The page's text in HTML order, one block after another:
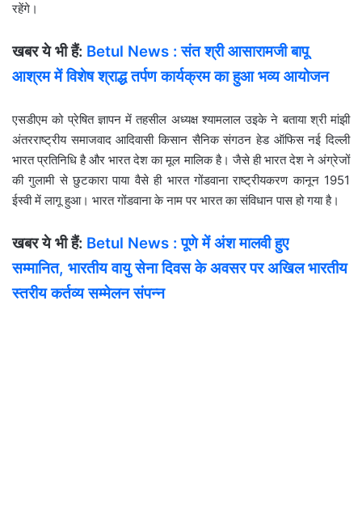
रहेंगे।
खबर ये भी हैं: Betul News : संत श्री आसारामजी बापू
आश्रम में विशेष श्राद्ध तर्पण कार्यक्रम का हुआ भव्य आयोजन
एसडीएम को प्रेषित ज्ञापन में तहसील अध्यक्ष श्यामलाल उइके ने बताया श्री मांझी
अंतरराष्ट्रीय समाजवाद आदिवासी किसान सैनिक संगठन हेड ऑफिस नई दिल्ली
भारत प्रतिनिधि है और भारत देश का मूल मालिक है। जैसे ही भारत देश ने अंग्रेजों
की गुलामी से छुटकारा पाया वैसे ही भारत गोंडवाना राष्ट्रीयकरण कानून 1951
ईस्वी में लागू हुआ। भारत गोंडवाना के नाम पर भारत का संविधान पास हो गया है।
खबर ये भी हैं: Betul News : पूणे में अंश मालवी हुए
सम्मानित, भारतीय वायु सेना दिवस के अवसर पर अखिल भारतीय
स्तरीय कर्तव्य सम्मेलन संपन्न